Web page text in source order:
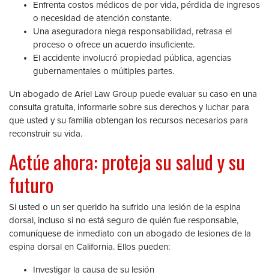
Enfrenta costos médicos de por vida, pérdida de ingresos
o necesidad de atención constante.
Una aseguradora niega responsabilidad, retrasa el
proceso o ofrece un acuerdo insuficiente.
El accidente involucró propiedad pública, agencias
gubernamentales o múltiples partes.
Un abogado de Ariel Law Group puede evaluar su caso en una
consulta gratuita, informarle sobre sus derechos y luchar para
que usted y su familia obtengan los recursos necesarios para
reconstruir su vida.
Actúe ahora: proteja su salud y su
futuro
Si usted o un ser querido ha sufrido una lesión de la espina
dorsal, incluso si no está seguro de quién fue responsable,
comuníquese de inmediato con un abogado de lesiones de la
espina dorsal en California. Ellos pueden:
Investigar la causa de su lesión